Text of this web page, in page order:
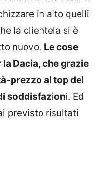
in alto quelli
la clientela si è
nuovo. Le cose
Dacia, che grazie
prezzo al top del
soddisfazioni. Ed
previsto risultati